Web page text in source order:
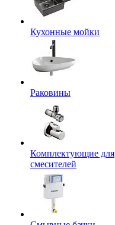
Кухонные мойки
Раковины
Комплектующие для
смесителей